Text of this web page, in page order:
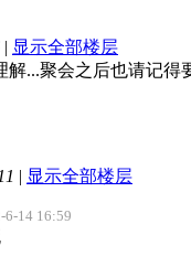
| 显示全部楼层
...聚会之后也请记得
| 显示全部楼层
6-14 16:59